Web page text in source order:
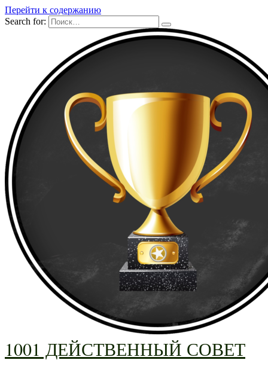
Перейти к содержанию
Search for:
1001 ДЕЙСТВЕННЫЙ СОВЕТ